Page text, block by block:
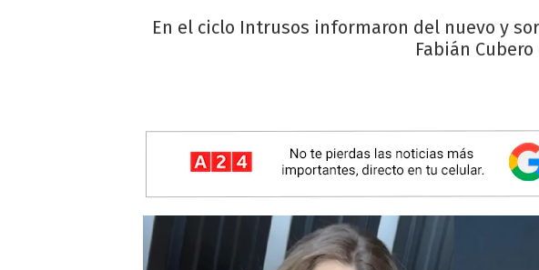
En el ciclo Intrusos informaron del nuevo y
Fabián